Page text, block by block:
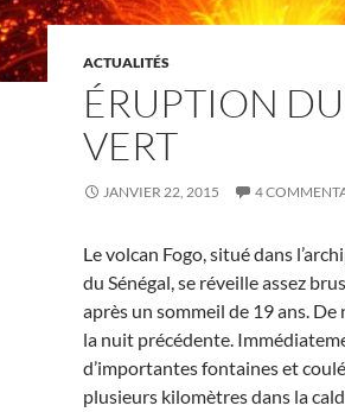
ACTUALITÉS
ÉRUPTION
VERT
JANVIER 22, 2015 4
Le volcan Fogo, situé dans
du Sénégal, se réveille assez
après un sommeil de 19 ans.
la nuit précédente.
d’importantes fontaines et
plusieurs kilomètres dans la